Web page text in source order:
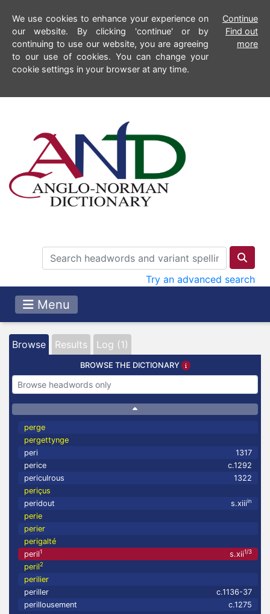
We use cookies to enhance your experience on
our website. By clicking 'continue' or by
continuing to use our website, you are agreeing
to our use of cookies. You can change your
cookie settings in your browser at any time.
Continue
Find out
more
Try an advanced search
Menu
Browse Results Log (1)
BROWSE THE DICTIONARY
perge
pergettynge
peri
1317
perice
c.1292
periculrous
1322
periçus
peridout
s.xiiiin
perie
perier
perigalté
peril1 s.xii1/3
peril2
perilier
periller
c.1136-37
perillousement
c.1275